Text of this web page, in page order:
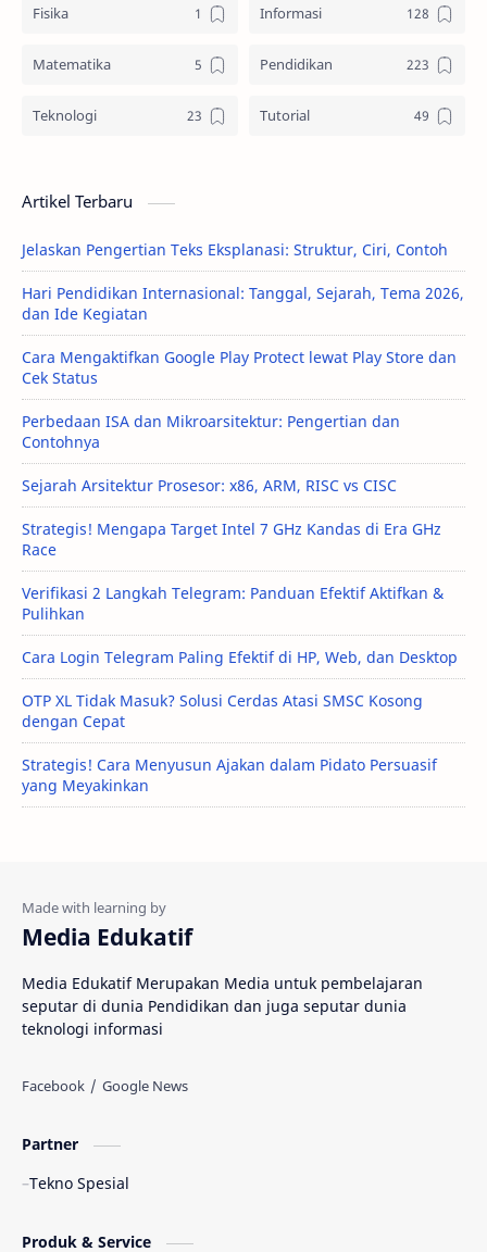
Fisika Informasi
Matematika Pendidikan
Teknologi Tutorial
Artikel Terbaru
Jelaskan Pengertian Teks Eksplanasi: Struktur, Ciri, Contoh
Hari Pendidikan Internasional: Tanggal, Sejarah, Tema 2026,
dan Ide Kegiatan
Cara Mengaktifkan Google Play Protect lewat Play Store dan
Cek Status
Perbedaan ISA dan Mikroarsitektur: Pengertian dan
Contohnya
Sejarah Arsitektur Prosesor: x86, ARM, RISC vs CISC
Strategis! Mengapa Target Intel 7 GHz Kandas di Era GHz
Race
Verifikasi 2 Langkah Telegram: Panduan Efektif Aktifkan &
Pulihkan
Cara Login Telegram Paling Efektif di HP, Web, dan Desktop
OTP XL Tidak Masuk? Solusi Cerdas Atasi SMSC Kosong
dengan Cepat
Strategis! Cara Menyusun Ajakan dalam Pidato Persuasif
yang Meyakinkan
Media Edukatif
Media Edukatif Merupakan Media untuk pembelajaran
seputar di dunia Pendidikan dan juga seputar dunia
teknologi informasi
Partner
Tekno Spesial
Produk & Service